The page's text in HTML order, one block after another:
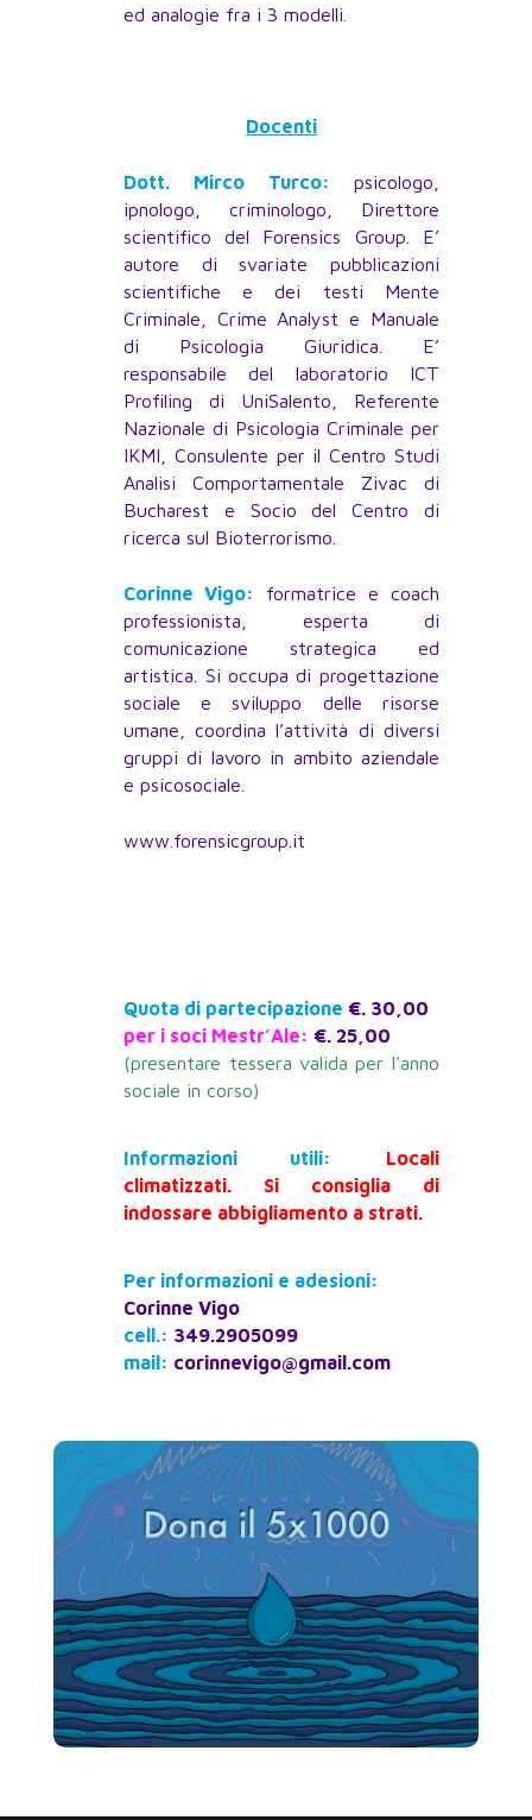
ed analogie fra i 3 modelli.
Docenti
Dott. Mirco Turco:
psicologo,
ipnologo, criminologo, Direttore
scientifico del Forensics Group. E’
autore di svariate pubblicazioni
scientifiche e dei testi Mente
Criminale, Crime Analyst e Manuale
di Psicologia Giuridica. E’
responsabile del laboratorio ICT
Profiling di UniSalento, Referente
Nazionale di Psicologia Criminale per
IKMI, Consulente per il Centro Studi
Analisi Comportamentale Zivac di
Bucharest e Socio del Centro di
ricerca sul Bioterrorismo.
Corinne Vigo:
formatrice e coach
professionista, esperta di
comunicazione strategica ed
artistica. Si occupa di progettazione
sociale e sviluppo delle risorse
umane, coordina l’attività di diversi
gruppi di lavoro in ambito aziendale
e psicosociale.
www.forensicgroup.it
Quota di partecipazione €. 30,00
per i soci Mestr’Ale: €. 25,00
(presentare tessera valida per l’anno
sociale in corso)
Informazioni utili:
Locali
climatizzati. Si consiglia di
indossare abbigliamento a strati.
Per informazioni e adesioni:
Corinne Vigo
cell.: 349.2905099
mail: corinnevigo@gmail.com